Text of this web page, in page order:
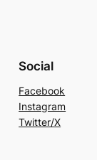
Social
Facebook
Instagram
Twitter/X